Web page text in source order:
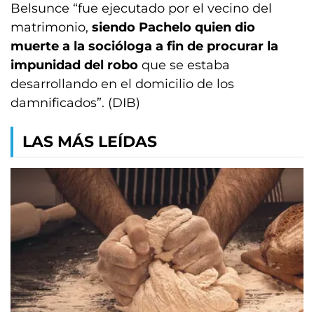
Belsunce “fue ejecutado por el vecino del
matrimonio, siendo Pachelo quien dio
muerte a la socióloga a fin de procurar la
impunidad del robo que se estaba
desarrollando en el domicilio de los
damnificados”. (DIB)
LAS MÁS LEÍDAS